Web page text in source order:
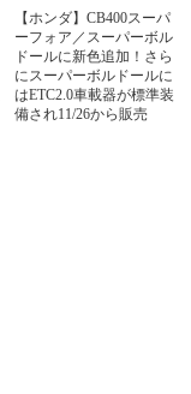
【ホンダ】CB400スーパ
ーフォア／スーパーボル
ドールに新色追加！さら
にスーパーボルドールに
はETC2.0車載器が標準装
備され11/26から販売